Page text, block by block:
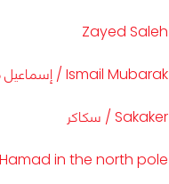
Zayed Saleh
Ismail Mubarak / إسماعيل مبارك
Sakaker / سكاكر
in the north pole